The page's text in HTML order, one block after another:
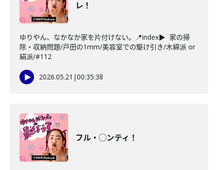
レ！
ゆりやん、なかなか家を片付けない。📍index▶ 家の掃
除・収納問題/戸田の1mm/美容室での駆け引き/木綿派 or
絹派/#112
2026.05.21 |00:35:38
フル・◯ンティ！